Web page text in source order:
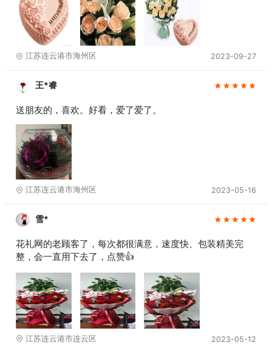
江苏连云港市海州区 2023-09-27
王*睿
送朋友的，喜欢。好看，爱了爱了。
江苏连云港市海州区 2023-05-16
雪*
花礼网的老顾客了，每次都很满意，速度快、包装精美完
整，会一直用下去了，点赞👍
江苏连云港市连云区 2023-05-12